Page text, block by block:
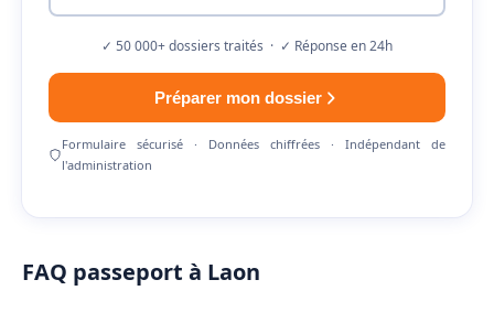
✓ 50 000+ dossiers traités · ✓ Réponse en 24h
Préparer mon dossier
Formulaire sécurisé · Données chiffrées · Indépendant de
l'administration
FAQ passeport à Laon